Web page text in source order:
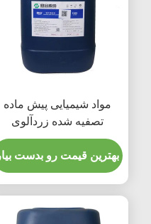
مواد شیمیایی پیش ماده
تصفیه شده زردآلوی
آلومینیوم
بهترین قیمت رو بدست بیار